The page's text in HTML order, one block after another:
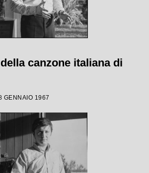
canzone italiana di
GENNAIO 1967